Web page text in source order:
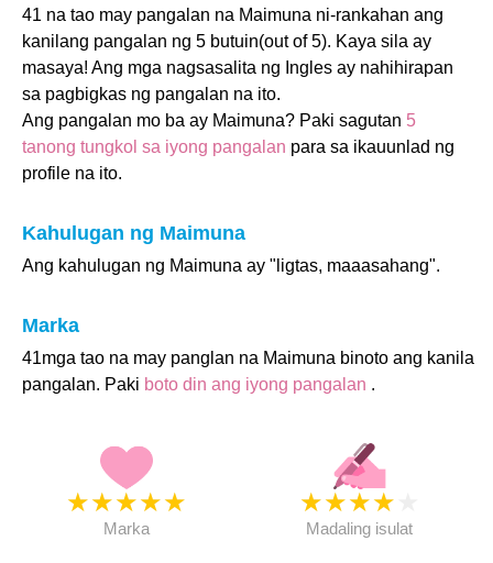
41 na tao may pangalan na Maimuna ni-rankahan ang
kanilang pangalan ng 5 butuin(out of 5). Kaya sila ay
masaya! Ang mga nagsasalita ng Ingles ay nahihirapan
sa pagbigkas ng pangalan na ito.
Ang pangalan mo ba ay Maimuna? Paki sagutan 5
tanong tungkol sa iyong pangalan para sa ikauunlad ng
profile na ito.
Kahulugan ng Maimuna
Ang kahulugan ng Maimuna ay "ligtas, maaasahang".
Marka
41mga tao na may panglan na Maimuna binoto ang kanila
pangalan. Paki boto din ang iyong pangalan .
★★★★★
Marka
★★★★
Madaling isulat